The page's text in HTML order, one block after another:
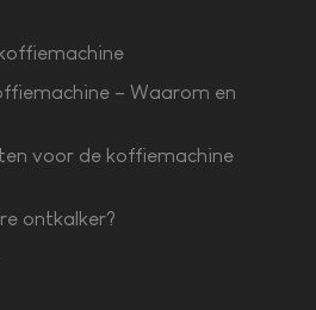
– Waarom en
voor de koffiemachine
ontkalker?